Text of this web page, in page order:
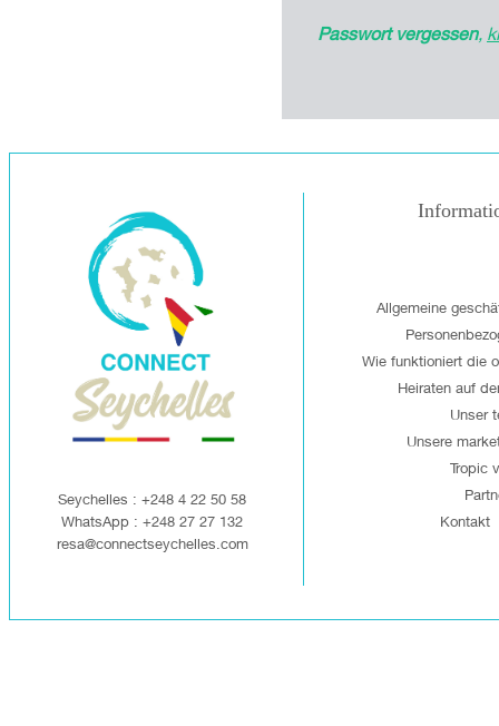
Passwort vergessen,
Seychelles : +248 4 22 50 58
WhatsApp : +248 27 27 132
resa@connectseychelles.com
Allgemeine
Wie funktioniert die
Heiraten auf
Unser
Unsere
Tropic
Kontakt